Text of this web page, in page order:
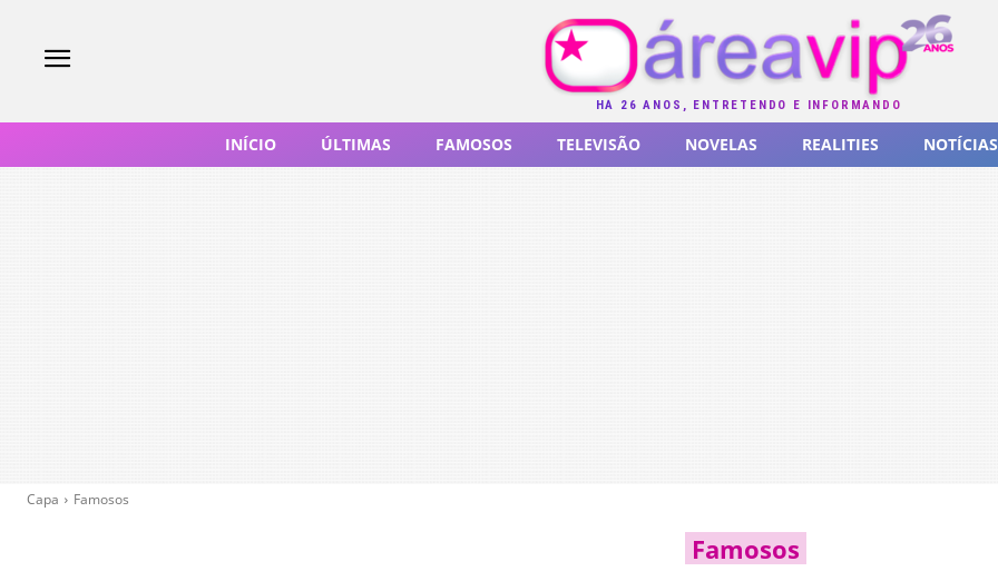
HÁ 26 ANOS, ENTRETENDO E INFORMANDO
INÍCIO ÚLTIMAS FAMOSOS TELEVISÃO NOVELAS REALITIES NOTÍCIAS
Capa Famosos
Famosos